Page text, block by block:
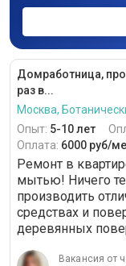
Домработница,
раз в...
Москва,
Опыт: 5-10 лет
Оплата: 6000 руб/
Ремонт в
мытью! Ничего
производить
средствах и
деревянных
Вакансия от